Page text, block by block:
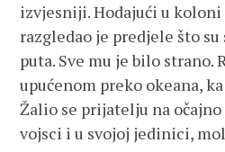
izvjesniji. Hodajući u koloni
razgledao je predjele što
puta. Sve mu je bilo strano.
upućenom preko okeana,
Žalio se prijatelju na
vojsci i u svojoj jedinici,